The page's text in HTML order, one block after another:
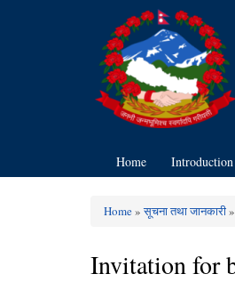
Home Introduction
You are here
Home»सूचना तथा जानकारी
Invitation for